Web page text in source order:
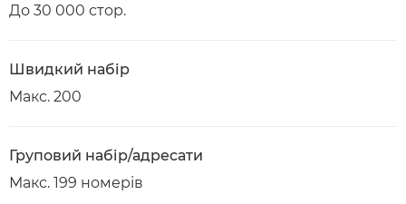
До 30 000 стор.
Швидкий набір
Макс. 200
Груповий набір/адресати
Макс. 199 номерів